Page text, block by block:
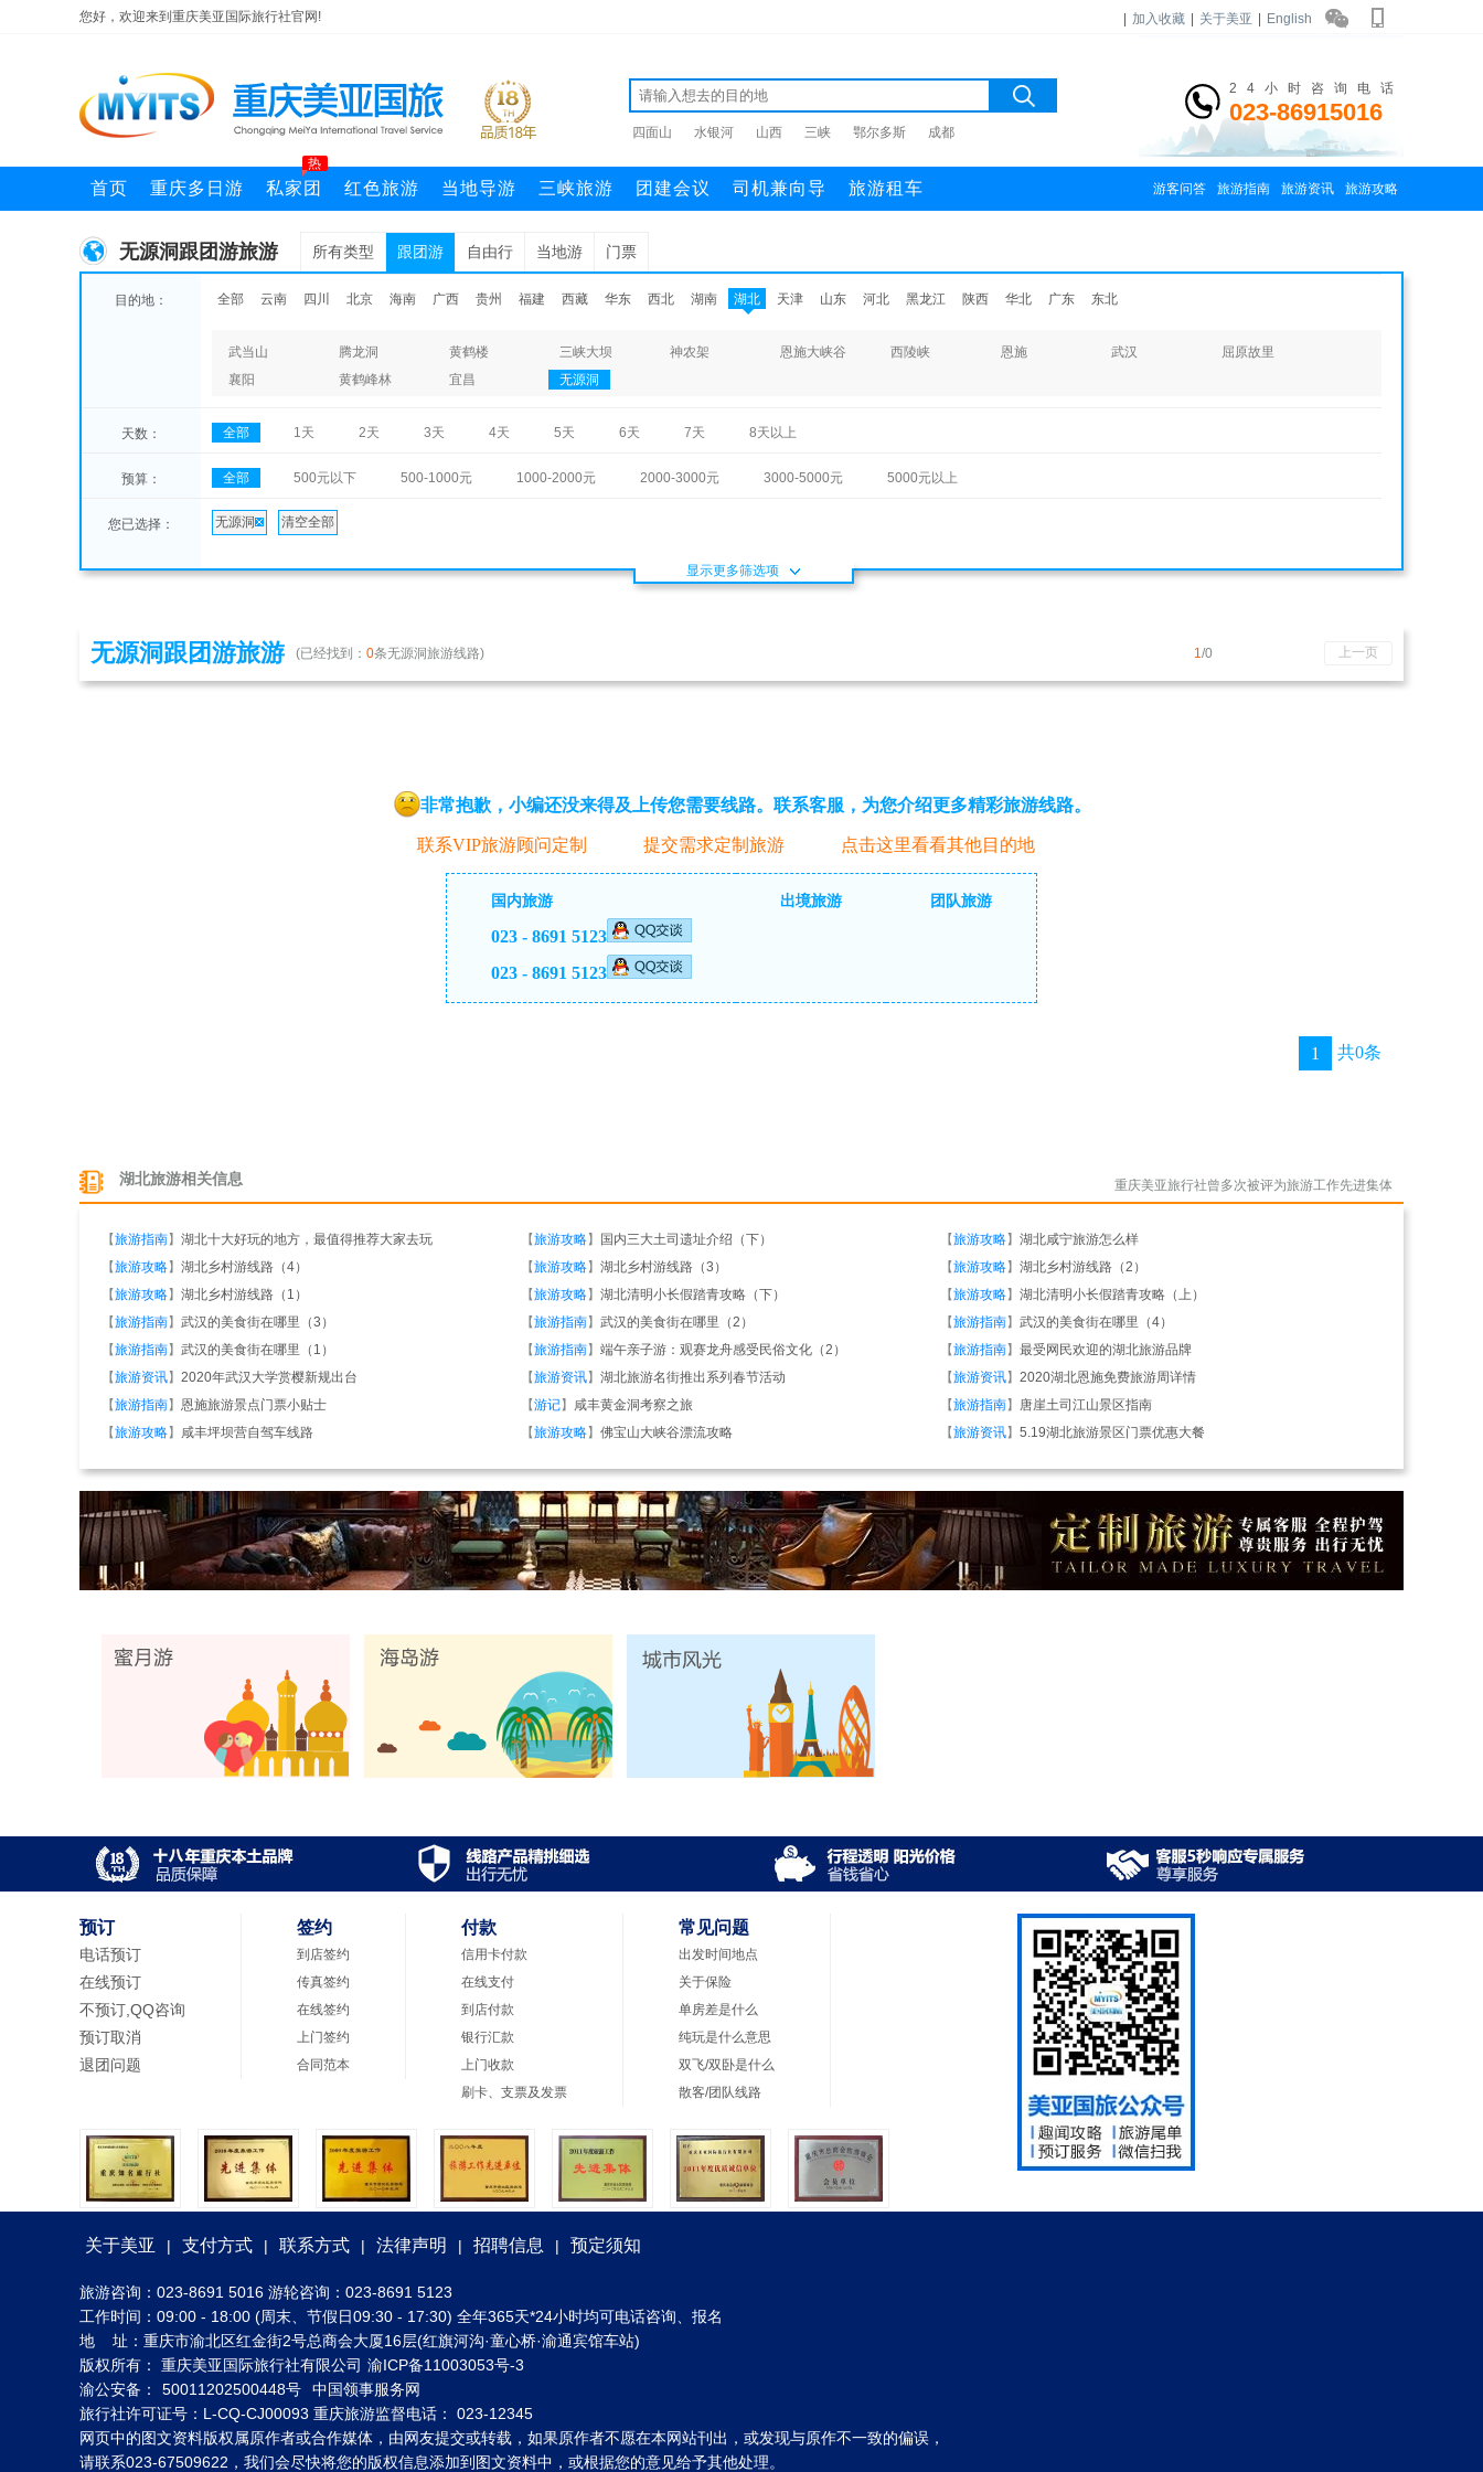
您好，欢迎来到重庆美亚国际旅行社官网! 加入收藏 关于美亚 English
四面山 水银河 山西 三峡 鄂尔多斯 成都
24小时咨询电话
023-86915016
首页 重庆多日游 私家团
热
红色旅游 当地导游 三峡旅游 团建会议 司机兼向导 旅游租车 游客问答 旅游指南 旅游资讯 旅游攻略
无源洞跟团游旅游 所有类型 跟团游 自由行 当地游 门票
目的地： 全部 云南 四川 北京 海南 广西 贵州 福建 西藏 华东 西北 湖南 湖北 天津 山东 河北 黑龙江 陕西 华北 广东 东北
武当山 腾龙洞 黄鹤楼 三峡大坝 神农架 恩施大峡谷 西陵峡 恩施 武汉
屈原故里
襄阳
黄鹤峰林 宜昌 无源洞
天数： 全部 1天 2天 3天 4天 5天 6天 7天 8天以上
预算： 全部 500元以下 500-1000元 1000-2000元 2000-3000元 3000-5000元 5000元以上
您已选择： 无源洞 清空全部
显示更多筛选项
无源洞跟团游旅游 (已经找到： 0条无源洞旅游线路) 1/0 上一页
非常抱歉，小编还没来得及上传您需要线路。联系客服，为您介绍更多精彩旅游线路。
联系VIP旅游顾问定制 提交需求定制旅游 点击这里看看其他目的地
国内旅游
023 - 8691 5123
023 - 8691 5123
出境旅游 团队旅游
共0条
1
湖北旅游相关信息 重庆美亚旅行社曾多次被评为旅游工作先进集体
【旅游指南】 湖北十大好玩的地方，最值得推荐大家去玩 【旅游攻略】 国内三大土司遗址介绍（下） 【旅游攻略】 湖北咸宁旅游怎么样
【旅游攻略】 湖北乡村游线路（4） 【旅游攻略】 湖北乡村游线路（3） 【旅游攻略】 湖北乡村游线路（2）
【旅游攻略】 湖北乡村游线路（1） 【旅游攻略】 湖北清明小长假踏青攻略（下） 【旅游攻略】 湖北清明小长假踏青攻略（上）
【旅游指南】 武汉的美食街在哪里（3） 【旅游指南】 武汉的美食街在哪里（2） 【旅游指南】 武汉的美食街在哪里（4）
【旅游指南】 武汉的美食街在哪里（1） 【旅游指南】 端午亲子游：观赛龙舟感受民俗文化（2） 【旅游指南】 最受网民欢迎的湖北旅游品牌
【旅游资讯】 2020年武汉大学赏樱新规出台 【旅游资讯】 湖北旅游名街推出系列春节活动 【旅游资讯】 2020湖北恩施免费旅游周详情
【旅游指南】 恩施旅游景点门票小贴士 【游记】 咸丰黄金洞考察之旅 【旅游指南】 唐崖土司江山景区指南
【旅游攻略】 咸丰坪坝营自驾车线路 【旅游攻略】 佛宝山大峡谷漂流攻略 【旅游资讯】 5.19湖北旅游景区门票优惠大餐
预订
电话预订
在线预订
不预订,QQ咨询
预订取消
退团问题
签约
到店签约
传真签约
在线签约
上门签约
合同范本
付款
信用卡付款
在线支付
到店付款
银行汇款
上门收款
刷卡、支票及发票
常见问题
出发时间地点
关于保险
单房差是什么
纯玩是什么意思
双飞/双卧是什么
散客/团队线路
关于美亚 | 支付方式 | 联系方式 | 法律声明 | 招聘信息 | 预定须知
旅游咨询：023-8691 5016 游轮咨询：023-8691 5123
工作时间：09:00 - 18:00 (周末、节假日09:30 - 17:30) 全年365天*24小时均可电话咨询、报名
地 址：重庆市渝北区红金街2号总商会大厦16层(红旗河沟·童心桥·渝通宾馆车站)
版权所有： 重庆美亚国际旅行社有限公司 渝ICP备11003053号-3
渝公安备：
50011202500448号
中国领事服务网
旅行社许可证号：L-CQ-CJ00093 重庆旅游监督电话： 023-12345
网页中的图文资料版权属原作者或合作媒体，由网友提交或转载，如果原作者不愿在本网站刊出，或发现与原作不一致的偏误，
请联系023-67509622，我们会尽快将您的版权信息添加到图文资料中，或根据您的意见给予其他处理。